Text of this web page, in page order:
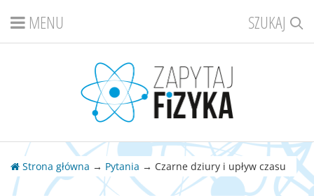
SZUKAJ
MENU
Strona główna → Pytania → Czarne dziury i upływ czasu